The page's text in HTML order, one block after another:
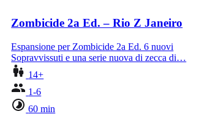
Zombicide 2a Ed. – Rio Z Janeiro
Espansione per Zombicide 2a Ed. 6 nuovi
Sopravvissuti e una serie nuova di zecca di…
14+
1-6
60 min